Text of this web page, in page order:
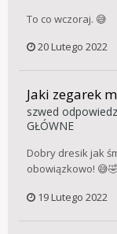
To co wczoraj. 😅
20 Lutego 2022
Jaki zegarek
szwed
GŁÓWNE
Dobry dresik jak
obowiązkowo!
19 Lutego 2022